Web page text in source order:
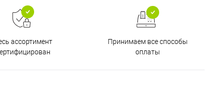
ассортимент
Принимаем все способы
оплаты